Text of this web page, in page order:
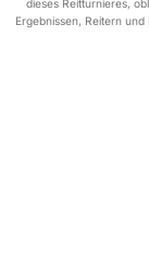
dieses Reitturnieres,
Ergebnissen, Reitern